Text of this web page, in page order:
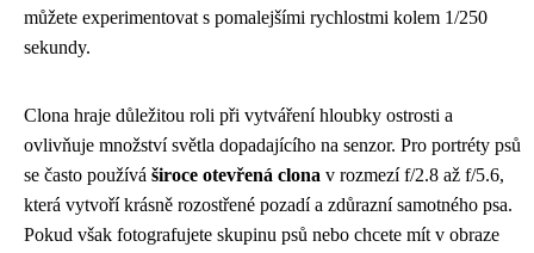
můžete experimentovat s pomalejšími rychlostmi kolem 1/250
sekundy.
Clona hraje důležitou roli při vytváření hloubky ostrosti a
ovlivňuje množství světla dopadajícího na senzor. Pro portréty psů
se často používá široce otevřená clona v rozmezí f/2.8 až f/5.6,
která vytvoří krásně rozostřené pozadí a zdůrazní samotného psa.
Pokud však fotografujete skupinu psů nebo chcete mít v obraze